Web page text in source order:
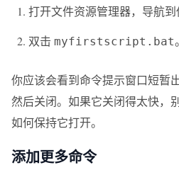
打开文件资源管理器，导航到
双击 myfirstscript.bat。
你应该会看到命令提示窗口短暂
然后关闭。如果它关闭得太快，
如何保持它打开。
添加更多命令